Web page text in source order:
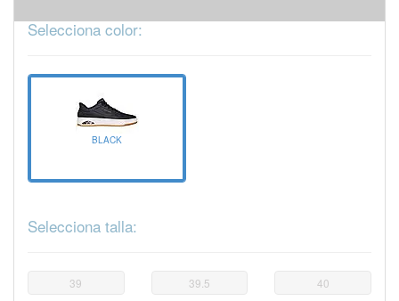
Selecciona color:
BLACK
Selecciona talla:
39 39.5 40